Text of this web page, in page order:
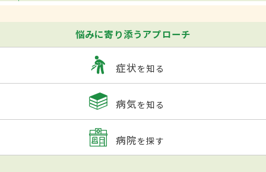
悩みに寄り添うアプローチ
症状を知る
病気を知る
病院を探す